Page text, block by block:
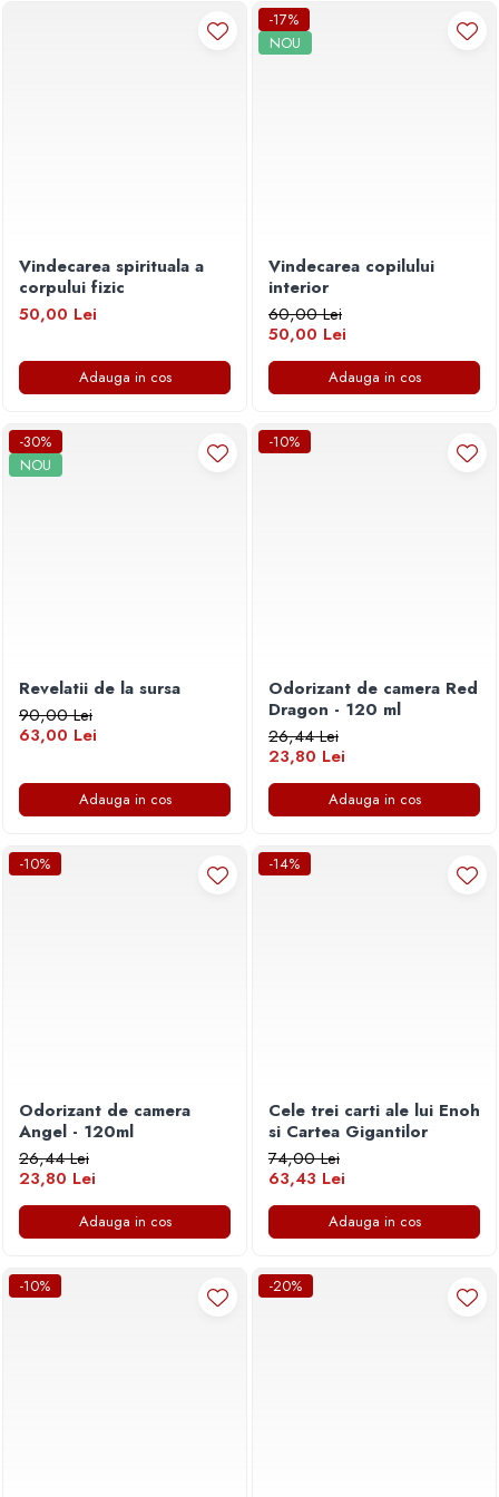
Povesti - Basme - Legende
Vindecarea spirituala a
corpului fizic
50,00 Lei
Adauga in cos
-17%
NOU
Vindecarea copilului
interior
60,00 Lei
50,00 Lei
Adauga in cos
-30%
NOU
Revelatii de la sursa
90,00 Lei
63,00 Lei
Adauga in cos
-10%
Odorizant de camera Red
Dragon - 120 ml
26,44 Lei
23,80 Lei
Adauga in cos
-10%
Odorizant de camera
Angel - 120ml
26,44 Lei
23,80 Lei
Adauga in cos
-14%
Cele trei carti ale lui Enoh
si Cartea Gigantilor
74,00 Lei
63,43 Lei
Adauga in cos
-10% -20%